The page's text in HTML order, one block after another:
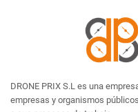
DRONE PRIX S.L es una
empresas y organismos